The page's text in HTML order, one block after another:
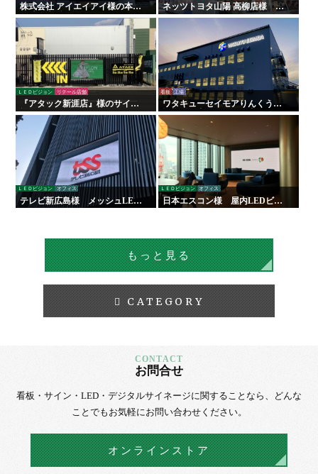
株式会社 アイエイアイ様の本社
外壁に大型屋外LEDビジョンを
導入｜企業PRと地域貢献を両立
ネッツトヨタ山陽 高柳店様 看
板・サイン
ＬＥＤビジョン リテール店舗
『アタック新涯店』様のサイン
施工を行いました！
看板 工場
ワタキューセイモアりんくう工
場様 屋内外サイン工事
ＬＥＤビジョン オフィス
テレビ新広島様 メッシュLED
ビジョン
ＬＥＤビジョン オフィス
日本エスコン様 屋内LEDビジ
ョン
もっと見る
CATEGORY
お問合せ
看板・サイン・LED・デジタルサイネージに関することなら、
どんな
ことでもお気軽にお問い合わせください。
オンラインストア